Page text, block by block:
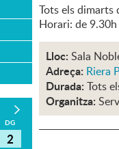
DG
2
Tots els dimarts
Horari: de
Lloc: Sala
Adreça: Riera
Durada: Tots
Organitza: